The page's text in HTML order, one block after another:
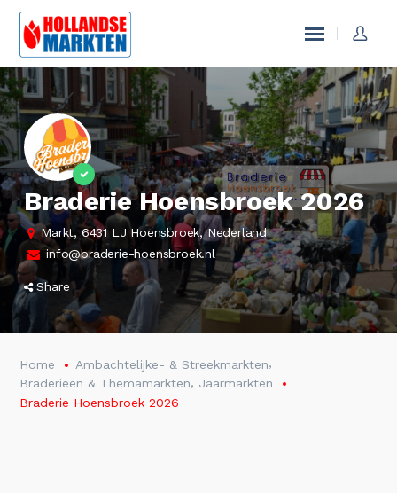
Braderie Hoensbroek 2026
Markt, 6431 LJ Hoensbroek, Nederland
info@braderie-hoensbroek.nl
Share
Home Ambachtelijke- & Streekmarkten,
Braderieën & Themamarkten, Jaarmarkten
Braderie Hoensbroek 2026